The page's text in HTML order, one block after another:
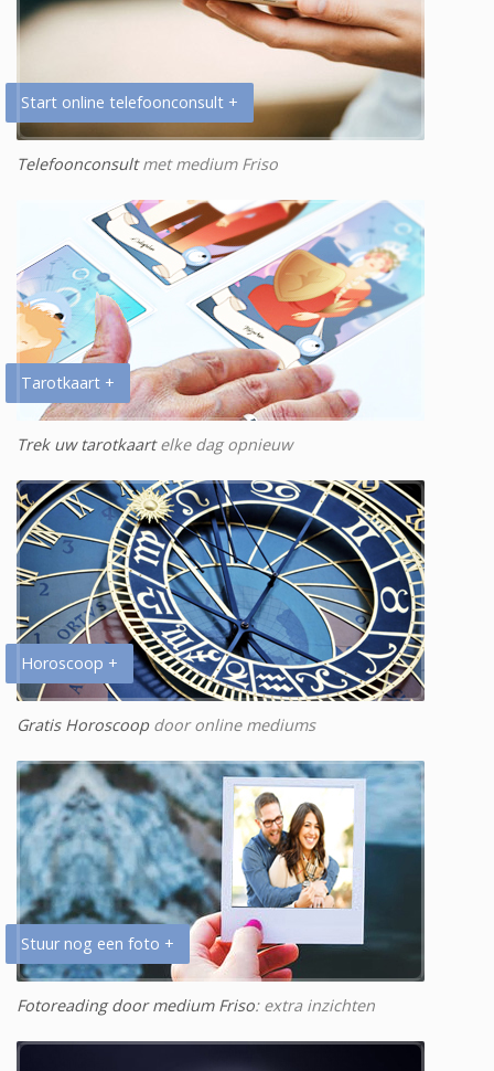
Start online telefoonconsult +
Telefoonconsultmet medium Friso
Tarotkaart +
Trek uw tarotkaartelke dag opnieuw
Horoscoop +
Gratis Horoscoopdoor online mediums
Stuur nog een foto +
Fotoreading door medium Friso: extra inzichten